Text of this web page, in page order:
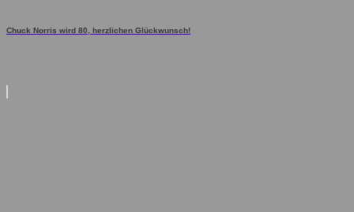
Chuck Norris wird 80, herzlichen Glückwunsch!